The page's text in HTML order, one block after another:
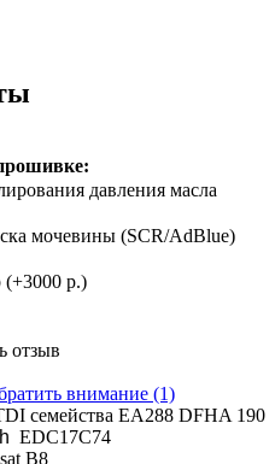
давления масла
мочевины (SCR/AdBlue)
(+3000 р.)
отзыв
внимание (1)
семейства EA288 DFHA 190
EDC17C74
B8